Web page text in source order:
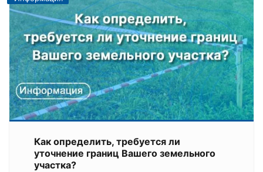
Как определить, требуется ли
уточнение границ Вашего земельного
участка?